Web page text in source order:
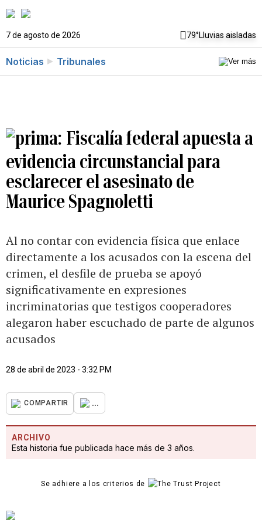
7 de agosto de 2026 79°Lluvias aisladas
Noticias Tribunales
Fiscalía federal apuesta a
evidencia circunstancial para
esclarecer el asesinato de
Maurice Spagnoletti
Al no contar con evidencia física que enlace
directamente a los acusados con la escena del
crimen, el desfile de prueba se apoyó
significativamente en expresiones
incriminatorias que testigos cooperadores
alegaron haber escuchado de parte de algunos
acusados
28 de abril de 2023 - 3:32 PM
COMPARTIR ...
ARCHIVO
Esta historia fue publicada hace más de 3 años.
Se adhiere a los criterios de